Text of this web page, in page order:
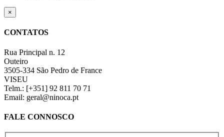
Close
product
view
×
CONTATOS
Rua Principal n. 12
Outeiro
3505-334 São Pedro de France
VISEU
Telm.: [+351] 92 811 70 71
Email: geral@ninoca.pt
FALE CONNOSCO